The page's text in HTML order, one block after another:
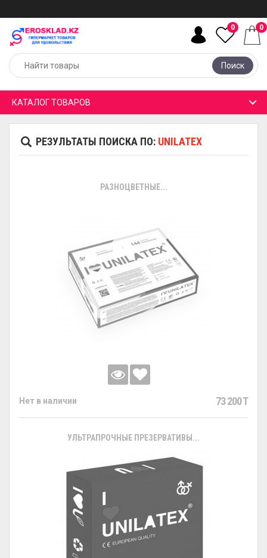
Поиск
0 0
КАТАЛОГ ТОВАРОВ
РЕЗУЛЬТАТЫ ПОИСКА ПО: UNILATEX
РАЗНОЦВЕТНЫЕ...
Нет в наличии 73 200 T
УЛЬТРАПРОЧНЫЕ ПРЕЗЕРВАТИВЫ...